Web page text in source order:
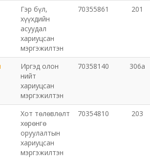
ТӨХК
ойн анги
алба
барилга захиалагчийн алба утүг
сав газрын захиргаа
дахь Эрүүл мэндийн даатгалын хэлтэс
Гэр бүл,
хүүхдийн
асуудал
хариуцсан
мэргэжилтэн
70355861 201
Иргэд олон
нийт
хариуцсан
мэргэжилтэн
70358140 306а
Хот төлөвлөлт
хөрөнгө
оруулалтын
хариуцсан
мэргэжилтэн
70354810 203